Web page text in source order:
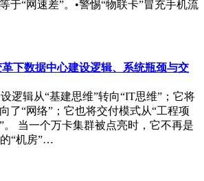
于“网速差”。•警惕“物联卡”冒充手机流
下数据中心建设逻辑、系统瓶颈与交
逻辑从“基建思维”转向“IT思维”；它将
了“网络”；它也将交付模式从“工程项
。 当一个万卡集群被点亮时，它不再是
“机房”…